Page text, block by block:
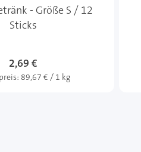
- Größe S / 12
Sticks
2,69 €
89,67 € / 1 kg